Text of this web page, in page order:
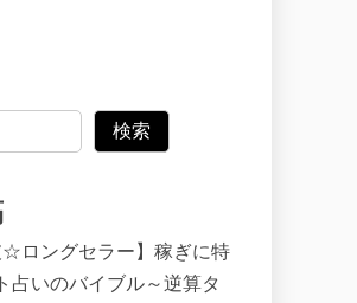
検索
☆ロングセラー】稼ぎに特
占いのバイブル～逆算タ